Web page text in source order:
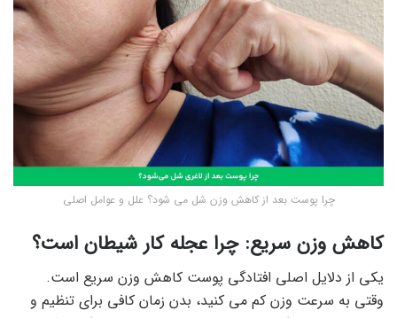
چرا پوست بعد از کاهش وزن شل می شود؟ علل و عوامل اصلی
کاهش وزن سریع: چرا عجله کار شیطان است؟
یکی از دلایل اصلی افتادگی پوست کاهش وزن سریع است.
وقتی به سرعت وزن کم می کنید، بدن زمان کافی برای تنظیم و